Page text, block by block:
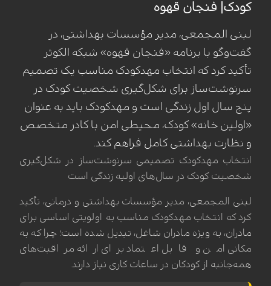
کودک| فنجان قهوه
لبنی المجمعی، مدیر مؤسسات بهداشتی، در
گفت‌وگو با برنامه «فنجان قهوه» شبکه الکوثر
تأکید کرد که انتخاب مهدکودک مناسب یک تصمیم
سرنوشت‌ساز برای شکل‌گیری شخصیت کودک در
پنج سال اول زندگی است و مهدکودک باید به عنوان
«اولین خانه» کودک، محیطی امن با کادر متخصص
و نظارت بهداشتی کامل فراهم کند.
انتخاب مهدکودک تصمیمی سرنوشت‌ساز در شکل‌گیری
شخصیت کودک در سال‌های اولیه زندگی است
لبنی المجمعی، مدیر مؤسسات بهداشتی و درمانی، تأکید
کرد که انتخاب مهدکودک مناسب به اولویتی اساسی برای
مادران، به ویژه مادران شاغل، تبدیل شده است؛ چرا که به
مکانی امن و قابل اعتماد برای ارائه مراقبت‌های
همه‌جانبه از کودکان در ساعات کاری نیاز دارند.